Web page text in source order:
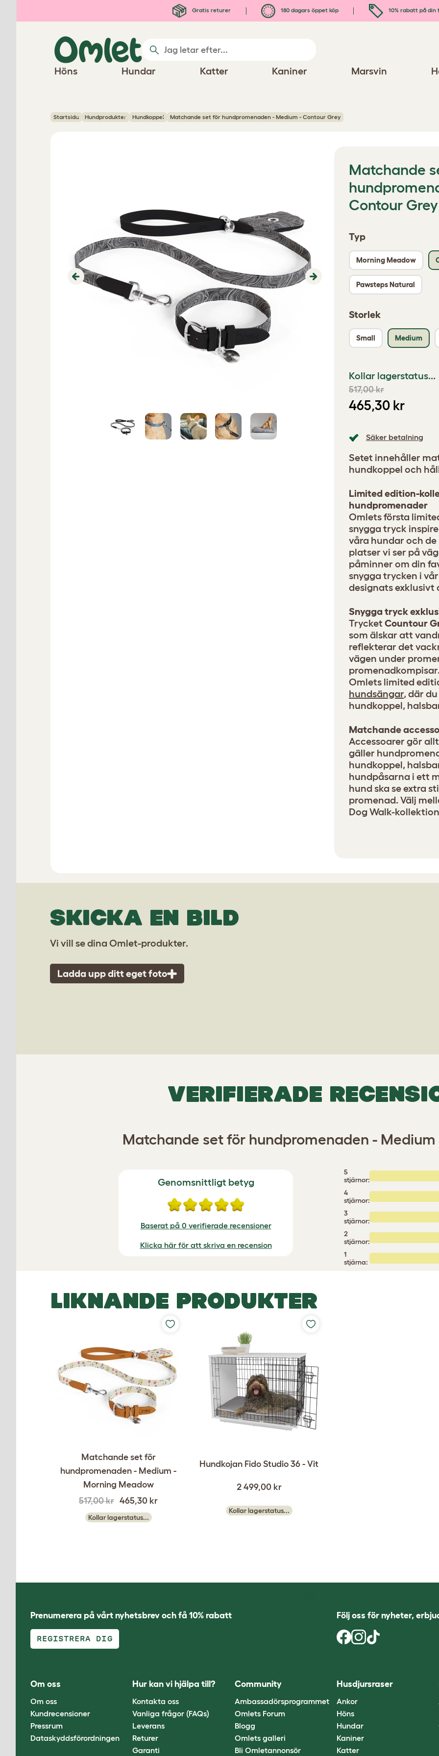
Gratis returer 180 dagars öppet köp 10% rabatt på
Höns Hundar Katter Kaniner Marsvin
Startsida Hundprodukter Hundkoppel Matchande set för hundpromenaden - Medium - Contour Grey
Previous Next
Matchande
Contour Grey
Typ
Morning Meadow
Pawsteps Natural
Storlek
Small Medium
Kollar lagerstatus...
517,00 kr
465,30 kr
Säker betalning
Setet innehåller
hundkoppel och
Limited edition-
hundpromenader
Omlets första
snygga tryck
våra hundar och
platser vi ser på
påminner om din
snygga trycken i
designats exklusivt
Snygga tryck
Trycket Countour
som älskar att
reflekterar det
vägen under
Omlets limited
hundsängar, där
hundkoppel,
Matchande
Accessoarer gör
gäller
hundkoppel,
hundpåsarna i ett
hund ska se extra
promenad. Välj
Dog Walk-
SKICKA EN BILD
Vi vill se dina Omlet-produkter.
Ladda upp ditt eget foto
VERIFIERADE
Matchande set för hundpromenaden - Medium
Genomsnittligt betyg
Baserat på 0 verifierade recensioner
Klicka här för att skriva en recension
5
stjärnor:
4
stjärnor:
3
stjärnor:
2
stjärnor:
1
stjärna:
LIKNANDE PRODUKTER
Matchande set för
hundpromenaden - Medium -
Morning Meadow
517,00 kr 465,30 kr
Kollar lagerstatus...
Hundkojan Fido Studio 36 - Vit
2 499,00 kr
Kollar lagerstatus...
Prenumerera på vårt nyhetsbrev och få 10% rabatt
REGISTRERA DIG
Följ oss för nyheter,
Om oss
Om oss
Kundrecensioner
Pressrum
Dataskyddsförordningen
Hur kan vi hjälpa till?
Kontakta oss
Vanliga frågor (FAQs)
Leverans
Returer
Garanti
Community
Ambassadörsprogrammet
Omlets Forum
Blogg
Omlets galleri
Bli Omletannonsör
Husdjursraser
Ankor
Höns
Hundar
Kaniner
Katter